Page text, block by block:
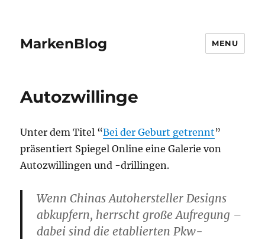
MarkenBlog MENU
Autozwillinge
Unter dem Titel “Bei der Geburt getrennt”
präsentiert Spiegel Online eine Galerie von
Autozwillingen und -drillingen.
Wenn Chinas Autohersteller Designs
abkupfern, herrscht große Aufregung –
dabei sind die etablierten Pkw-